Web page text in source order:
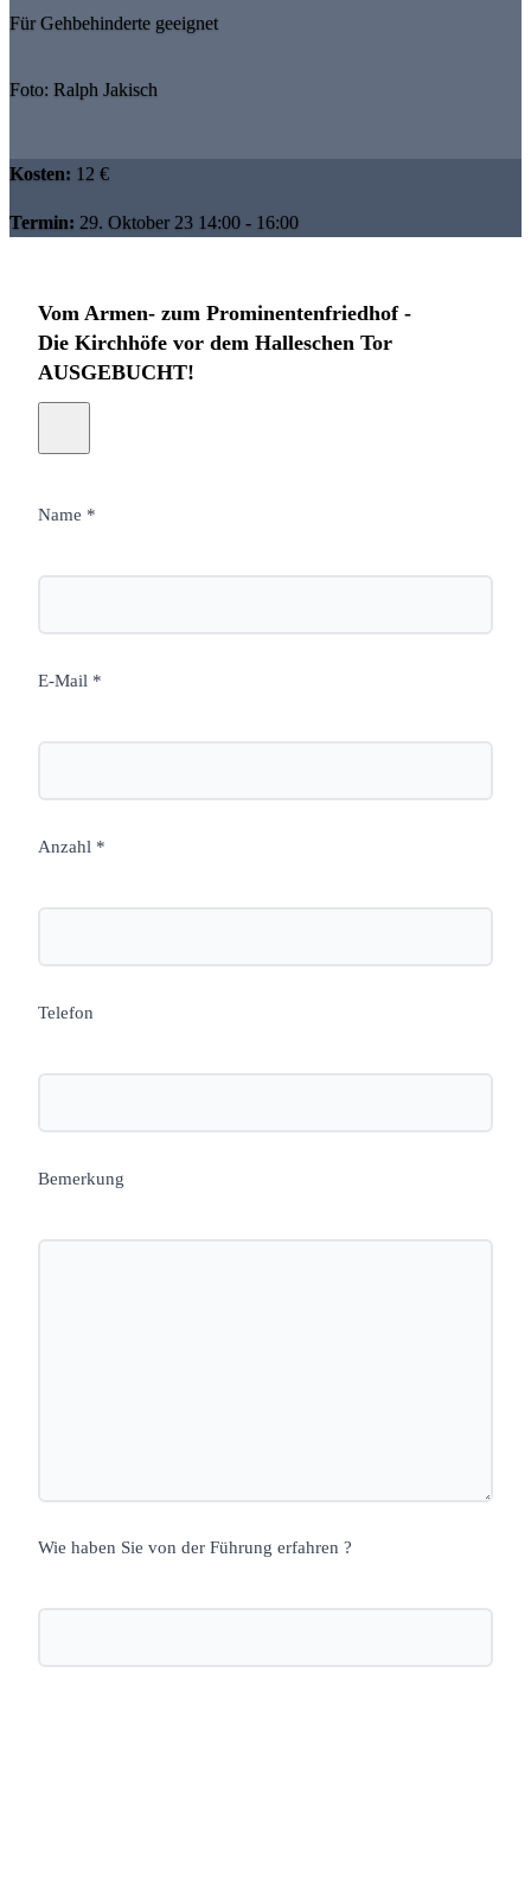
Für Gehbehinderte geeignet
Foto: Ralph Jakisch
Kosten: 12 €
Termin: 29. Oktober 23 14:00 - 16:00
Vom Armen- zum Prominentenfriedhof -
Die Kirchhöfe vor dem Halleschen Tor
AUSGEBUCHT!
Name *
E-Mail *
Anzahl *
Telefon
Bemerkung
Wie haben Sie von der Führung erfahren ?